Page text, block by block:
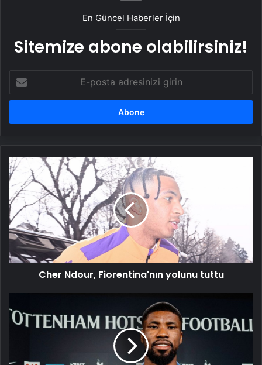
En Güncel Haberler İçin
Sitemize abone olabilirsiniz!
posta
adresinizi
Cher
Ndour,
Fiorentina'nın
yolunu
tuttu
Cher Ndour, Fiorentina'nın yolunu tuttu
ve
Galatasaray'ın
Danso,